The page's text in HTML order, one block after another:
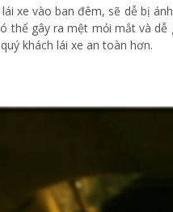
lái xe vào ban đêm, sẽ dễ bị
thể gây ra mệt mỏi mắt và dễ
khách lái xe an toàn hơn.